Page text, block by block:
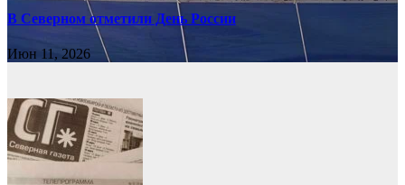
В Северном отметили День России
Июн 11, 2026